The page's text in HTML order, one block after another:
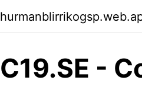
C19.SE -